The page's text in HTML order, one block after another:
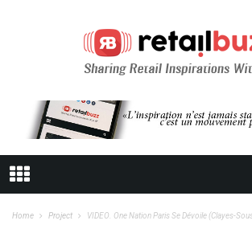
Home Project VIDEO. One Nation Paris Se Dévoile (Clayes-